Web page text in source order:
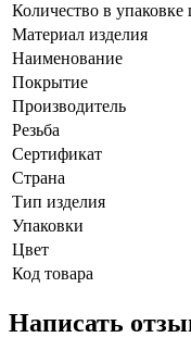
Количество в упаковке
Материал изделия
Наименование
Покрытие
Производитель
Резьба
Сертификат
Страна
Тип изделия
Упаковки
Цвет
Код товара
Написать